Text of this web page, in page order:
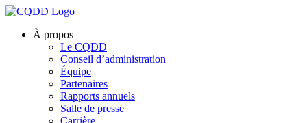
À propos
Le CQDD
Conseil d’administration
Équipe
Partenaires
Rapports annuels
Salle de presse
Carrière